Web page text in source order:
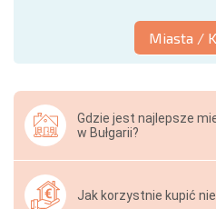
Miasta /
Gdzie jest najlepsze
w Bułgarii?
Jak korzystnie kupić